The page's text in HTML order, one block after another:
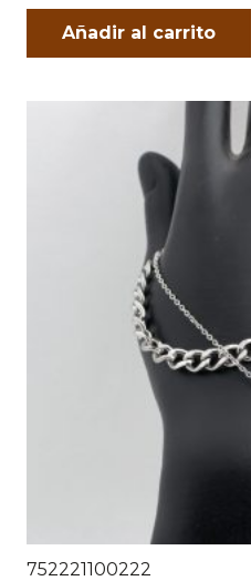
Añadir al carrito
752221100222